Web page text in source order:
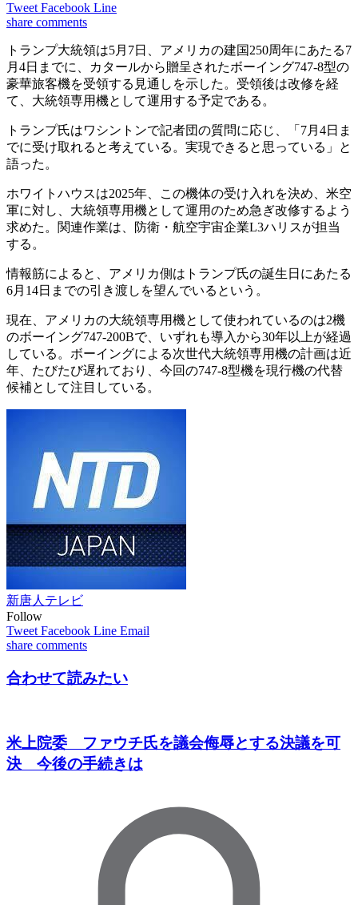
Tweet Facebook Line
share comments
トランプ大統領は5月7日、アメリカの建国250周年にあたる7
月4日までに、カタールから贈呈されたボーイング747-8型の
豪華旅客機を受領する見通しを示した。受領後は改修を経
て、大統領専用機として運用する予定である。
トランプ氏はワシントンで記者団の質問に応じ、「7月4日ま
でに受け取れると考えている。実現できると思っている」と
語った。
ホワイトハウスは2025年、この機体の受け入れを決め、米空
軍に対し、大統領専用機として運用のため急ぎ改修するよう
求めた。関連作業は、防衛・航空宇宙企業L3ハリスが担当
する。
情報筋によると、アメリカ側はトランプ氏の誕生日にあたる
6月14日までの引き渡しを望んでいるという。
現在、アメリカの大統領専用機として使われているのは2機
のボーイング747-200Bで、いずれも導入から30年以上が経過
している。ボーイングによる次世代大統領専用機の計画は近
年、たびたび遅れており、今回の747-8型機を現行機の代替
候補として注目している。
新唐人テレビ
Follow
Tweet Facebook Line Email
share comments
合わせて読みたい
米上院委 ファウチ氏を議会侮辱とする決議を可
決 今後の手続きは